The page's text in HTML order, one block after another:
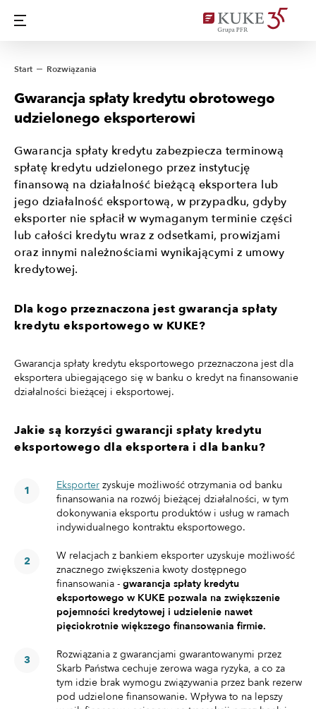
Start Rozwiązania
Gwarancja spłaty kredytu obrotowego
udzielonego eksporterowi
Gwarancja spłaty kredytu zabezpiecza terminową
spłatę kredytu udzielonego przez instytucję
finansową na działalność bieżącą eksportera lub
jego działalność eksportową, w przypadku, gdyby
eksporter nie spłacił w wymaganym terminie części
lub całości kredytu wraz z odsetkami, prowizjami
oraz innymi należnościami wynikającymi z umowy
kredytowej.
Dla kogo przeznaczona jest gwarancja spłaty
kredytu eksportowego w KUKE?
Gwarancja spłaty kredytu eksportowego przeznaczona jest dla
eksportera ubiegającego się w banku o kredyt na finansowanie
działalności bieżącej i eksportowej.
Jakie są korzyści gwarancji spłaty kredytu
eksportowego dla eksportera i dla banku?
Eksporter zyskuje możliwość otrzymania od banku
finansowania na rozwój bieżącej działalności, w tym
dokonywania eksportu produktów i usług w ramach
indywidualnego kontraktu eksportowego.
W relacjach z bankiem eksporter uzyskuje możliwość
znacznego zwiększenia kwoty dostępnego
finansowania - gwarancja spłaty kredytu
eksportowego w KUKE pozwala na zwiększenie
pojemności kredytowej i udzielenie nawet
pięciokrotnie większego finansowania firmie.
Rozwiązania z gwarancjami gwarantowanymi przez
Skarb Państwa cechuje zerowa waga ryzyka, a co za
tym idzie brak wymogu związywania przez bank rezerw
pod udzielone finansowanie. Wpływa to na lepszy